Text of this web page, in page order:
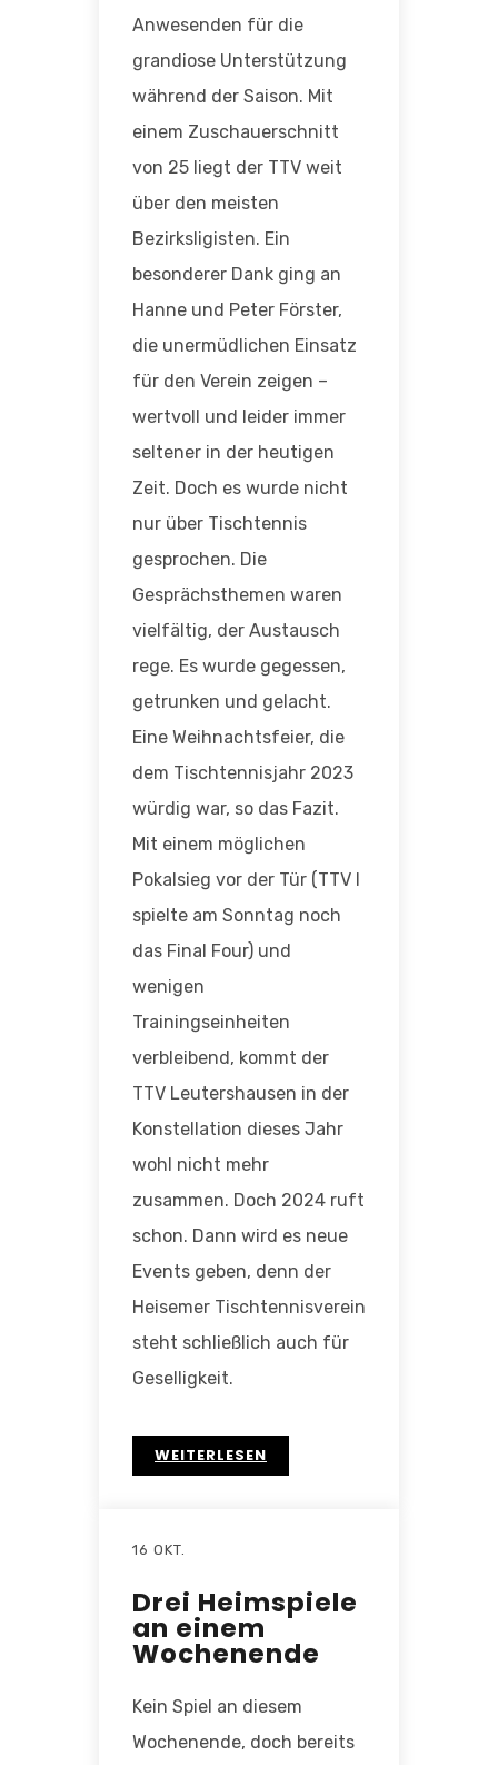
Anwesenden für die
grandiose Unterstützung
während der Saison. Mit
einem Zuschauerschnitt
von 25 liegt der TTV weit
über den meisten
Bezirksligisten. Ein
besonderer Dank ging an
Hanne und Peter Förster,
die unermüdlichen Einsatz
für den Verein zeigen –
wertvoll und leider immer
seltener in der heutigen
Zeit. Doch es wurde nicht
nur über Tischtennis
gesprochen. Die
Gesprächsthemen waren
vielfältig, der Austausch
rege. Es wurde gegessen,
getrunken und gelacht.
Eine Weihnachtsfeier, die
dem Tischtennisjahr 2023
würdig war, so das Fazit.
Mit einem möglichen
Pokalsieg vor der Tür (TTV I
spielte am Sonntag noch
das Final Four) und
wenigen
Trainingseinheiten
verbleibend, kommt der
TTV Leutershausen in der
Konstellation dieses Jahr
wohl nicht mehr
zusammen. Doch 2024 ruft
schon. Dann wird es neue
Events geben, denn der
Heisemer Tischtennisverein
steht schließlich auch für
Geselligkeit.
WEITERLESEN
16 OKT.
Drei Heimspiele
an einem
Wochenende
Kein Spiel an diesem
Wochenende, doch bereits